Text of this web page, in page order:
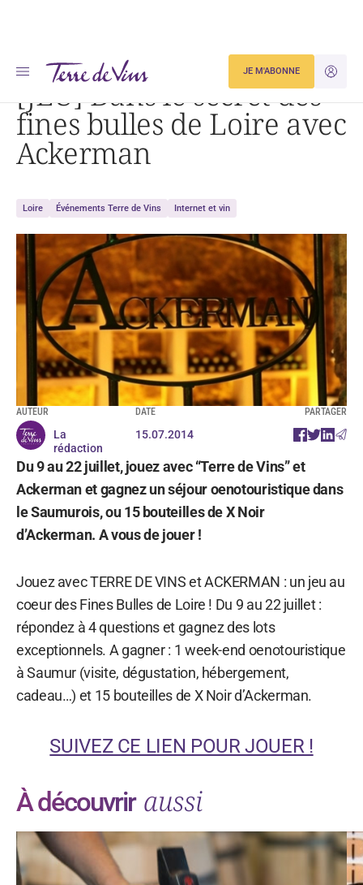
JE
JE M'ABONNE
Accueil [JEU] Dans le secret des fines bulles de Loire avec Ackerman
[JEU] Dans le secret des
fines bulles de Loire avec
Ackerman
Loire Événements Terre de Vins Internet et vin
AUTEUR
La
rédaction
DATE
15.07.2014
PARTAGER
Du 9 au 22 juillet, jouez avec “Terre de Vins” et
Ackerman et gagnez un séjour oenotouristique dans
le Saumurois, ou 15 bouteilles de X Noir
d’Ackerman. A vous de jouer !
Jouez avec TERRE DE VINS et ACKERMAN : un jeu au
coeur des Fines Bulles de Loire ! Du 9 au 22 juillet :
répondez à 4 questions et gagnez des lots
exceptionnels. A gagner : 1 week-end oenotouristique
à Saumur (visite, dégustation, hébergement,
cadeau…) et 15 bouteilles de X Noir d’Ackerman.
SUIVEZ CE LIEN POUR JOUER !
À découvrir aussi